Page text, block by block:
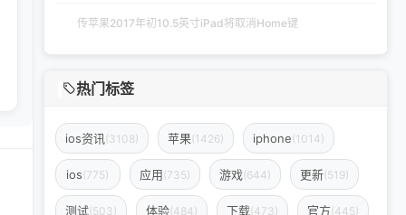
传苹果2017年初10.5英寸iPad将取消Home键
热门标签
ios资讯 (3108) 苹果(1426) iphone(1014)
ios(775) 应用(735) 游戏(644) 更新(519)
测试(503) 体验(484) 下载(473) 官方(445)